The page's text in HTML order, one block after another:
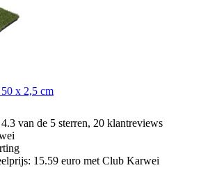
x 2,5 cm
van de 5 sterren, 20 klantreviews
15.59 euro met Club Karwei